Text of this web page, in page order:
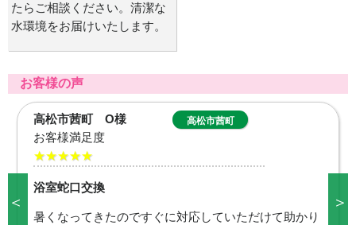
たらご相談ください。清潔な
水環境をお届けいたします。
お客様の声
高松市茜町 O様 高松市茜町
お客様満足度
★★★★★
浴室蛇口交換
暑くなってきたのですぐに対応していただけて助かり
＜ ＞